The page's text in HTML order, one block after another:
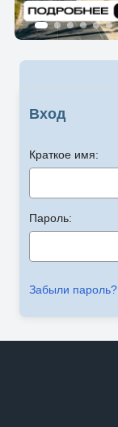
Вход
Краткое имя:
Пароль:
Забыли пароль?